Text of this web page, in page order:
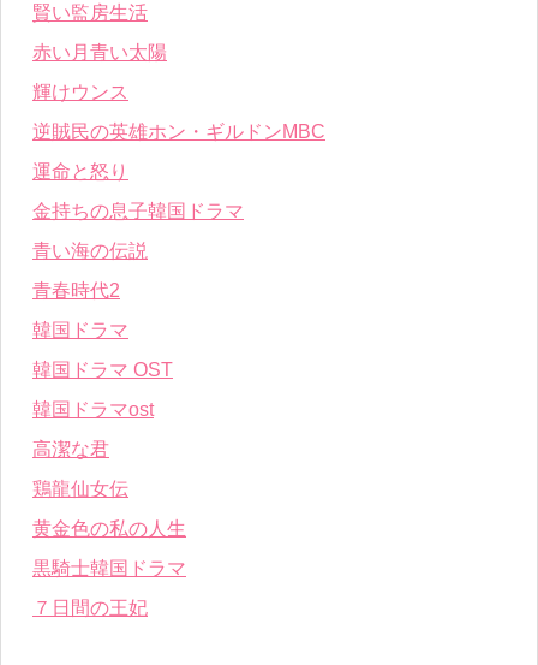
賢い監房生活
赤い月青い太陽
輝けウンス
逆賊民の英雄ホン・ギルドンMBC
運命と怒り
金持ちの息子韓国ドラマ
青い海の伝説
青春時代2
韓国ドラマ
韓国ドラマ OST
韓国ドラマost
高潔な君
鶏龍仙女伝
黄金色の私の人生
黒騎士韓国ドラマ
７日間の王妃